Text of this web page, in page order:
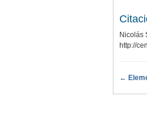
Nicolás
http://
←